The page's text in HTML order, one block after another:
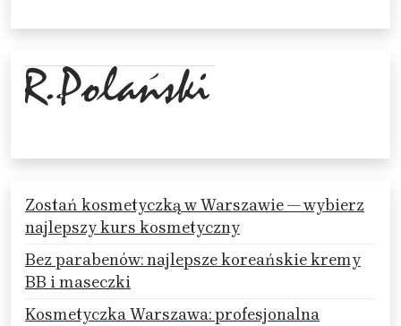
Zostań kosmetyczką w Warszawie — wybierz
najlepszy kurs kosmetyczny
Bez parabenów: najlepsze koreańskie kremy
BB i maseczki
Kosmetyczka Warszawa: profesjonalna